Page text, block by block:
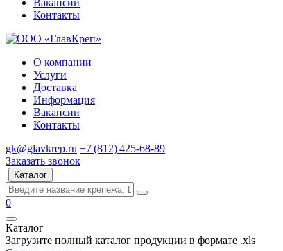
Вакансии
Контакты
О компании
Услуги
Доставка
Информация
Вакансии
Контакты
gk@glavkrep.ru +7 (812) 425-68-89
Заказать звонок
Каталог
0
Каталог
Загрузите полный каталог продукции в формате .xls